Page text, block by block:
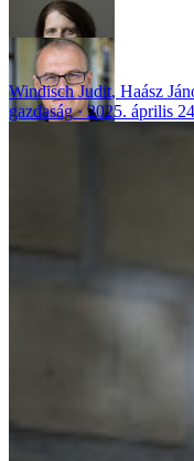
Windisch Judit, Haász
gazdaság
2025. április